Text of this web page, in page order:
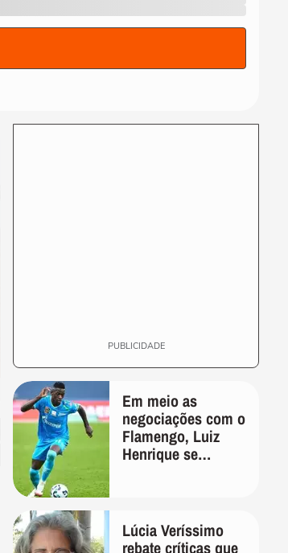
PUBLICIDADE
Em meio as
negociações com o
Flamengo, Luiz
Henrique se
Lúcia Veríssimo
rebate críticas que